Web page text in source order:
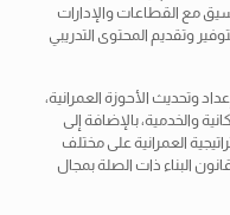
مع القطاعات والإدارات
وتقديم المحتوى التدريبي
وتحديث الأحوزة العمرانية،
والخدمية، بالإضافة إلى
العمرانية على مختلف
البناء ذات الصلة بمجال